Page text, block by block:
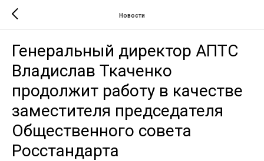
Новости
Генеральный директор АПТС
Владислав Ткаченко
продолжит работу в качестве
заместителя председателя
Общественного совета
Росстандарта